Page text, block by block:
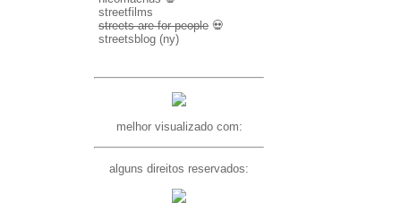
streetfilms
streets are for people 💀
streetsblog (ny)
melhor visualizado com:
alguns direitos reservados: